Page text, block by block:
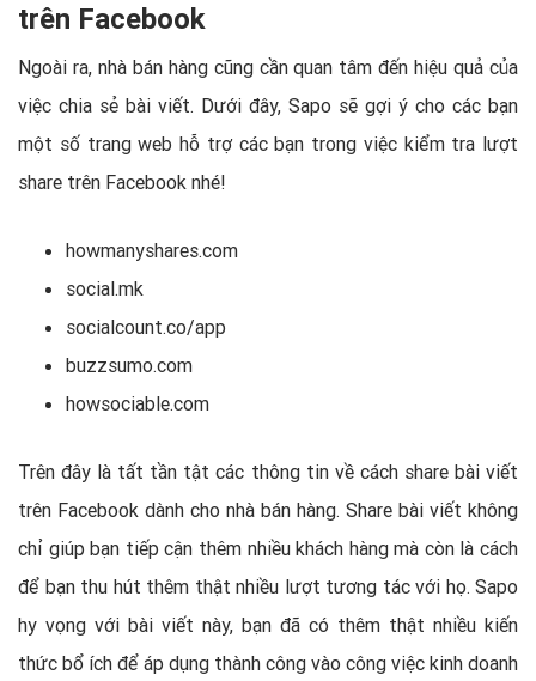
trên Facebook
Ngoài ra, nhà bán hàng cũng cần quan tâm đến hiệu quả của
việc chia sẻ bài viết. Dưới đây, Sapo sẽ gợi ý cho các bạn
một số trang web hỗ trợ các bạn trong việc kiểm tra lượt
share trên Facebook nhé!
howmanyshares.com
social.mk
socialcount.co/app
buzzsumo.com
howsociable.com
Trên đây là tất tần tật các thông tin về cách share bài viết
trên Facebook dành cho nhà bán hàng. Share bài viết không
chỉ giúp bạn tiếp cận thêm nhiều khách hàng mà còn là cách
để bạn thu hút thêm thật nhiều lượt tương tác với họ. Sapo
hy vọng với bài viết này, bạn đã có thêm thật nhiều kiến
thức bổ ích để áp dụng thành công vào công việc kinh doanh